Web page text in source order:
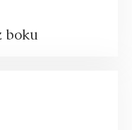
boku